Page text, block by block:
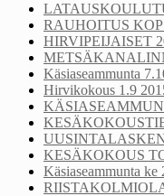
RAUHOITUS
HIRVIPEIJAISET
Käsiaseammunta
Hirvikokous 1.9
KESÄKOKOUS
Käsiaseammunta ke